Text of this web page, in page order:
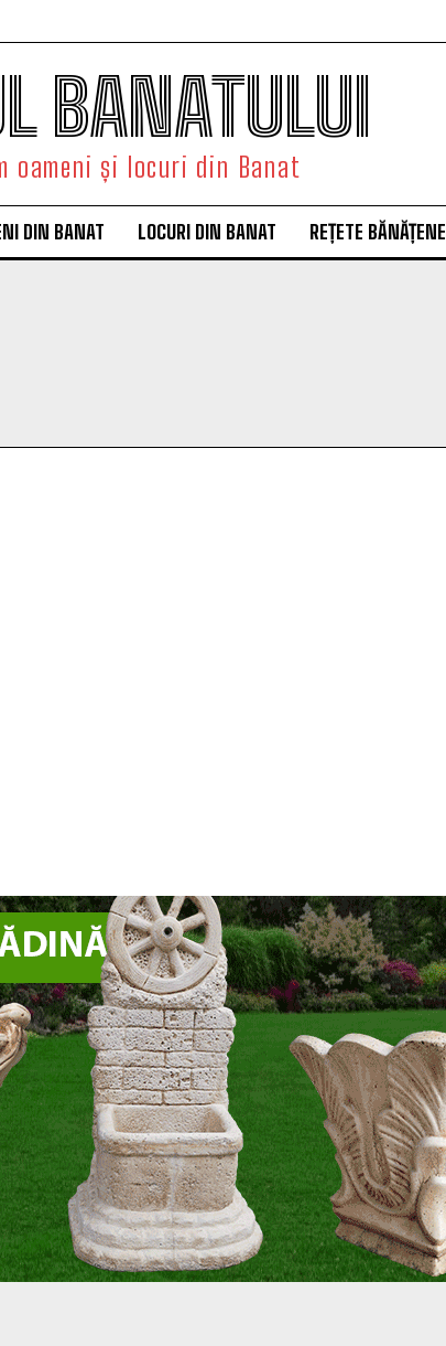
BANATULUI
oameni și locuri din Banat
DIN BANAT LOCURI DIN BANAT REȚETE BĂNĂȚENE